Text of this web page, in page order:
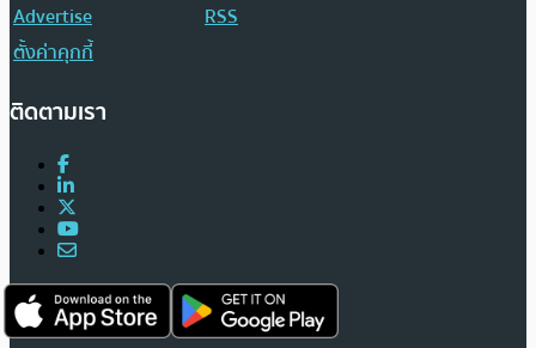
Advertise
RSS
ตั้งค่าคุกกี้
ติดตามเรา